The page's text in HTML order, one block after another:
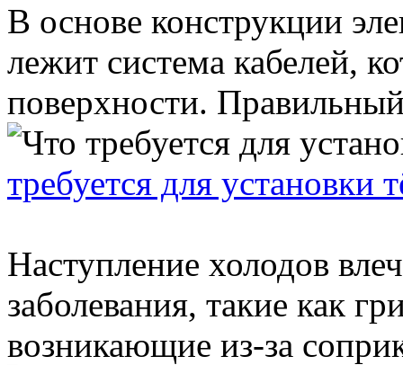
В основе конструкции
лежит система кабелей,
поверхности.
требуется для установки
Наступление холодов
заболевания, такие как
возникающие из-за